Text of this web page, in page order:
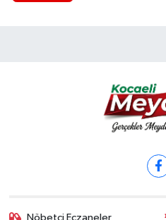
Nöbetçi Eczaneler